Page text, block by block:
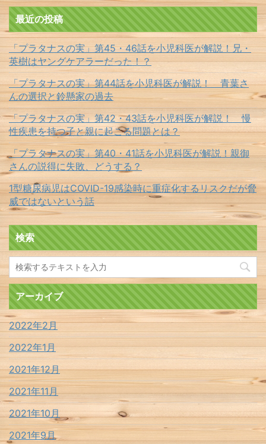
最近の投稿
「プラタナスの実」第45・46話を小児科医が解説！兄・
英樹はヤングケアラーだった！？
「プラタナスの実」第44話を小児科医が解説！ 青葉さ
んの選択と鈴懸家の過去
「プラタナスの実」第42・43話を小児科医が解説！ 慢
性疾患を持つ子と親に起こる問題とは？
「プラタナスの実」第40・41話を小児科医が解説！親御
さんの説得に失敗、どうする？
1型糖尿病児はCOVID-19感染時に重症化するリスクだが脅
威ではないという話
検索
アーカイブ
2022年2月
2022年1月
2021年12月
2021年11月
2021年10月
2021年9月